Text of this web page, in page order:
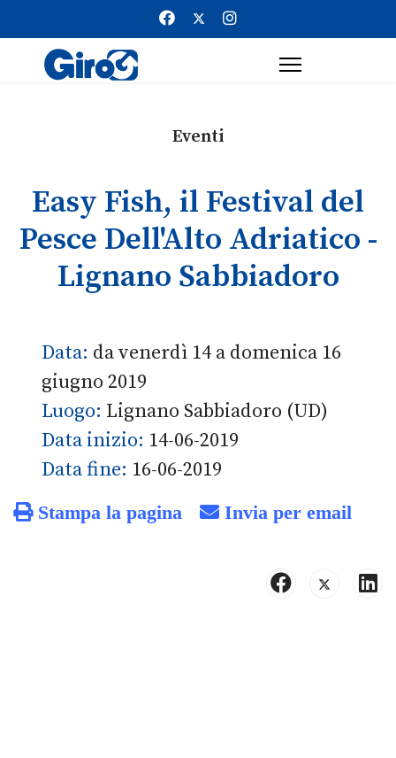
Eventi
Easy Fish, il Festival del
Pesce Dell'Alto Adriatico -
Lignano Sabbiadoro
Data: da venerdì 14 a domenica 16
giugno 2019
Luogo: Lignano Sabbiadoro (UD)
Data inizio: 14-06-2019
Data fine: 16-06-2019
Stampa la pagina Invia per email